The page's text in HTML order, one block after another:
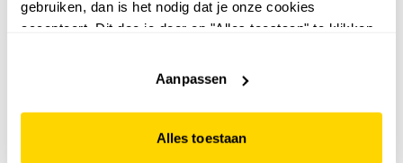
gebruiken, dan is het nodig dat je onze cookies
accepteert. Dit doe je door op "Alles toestaan" te klikken.
website niet optimaal functioneert.
Aanpassen
Alles toestaan